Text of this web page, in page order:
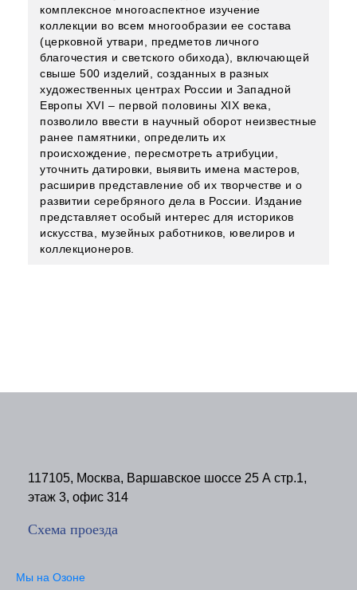
комплексное многоаспектное изучение
коллекции во всем многообразии ее состава
(церковной утвари, предметов личного
благочестия и светского обихода), включающей
свыше 500 изделий, созданных в разных
художественных центрах России и Западной
Европы XVI – первой половины XIX века,
позволило ввести в научный оборот неизвестные
ранее памятники, определить их
происхождение, пересмотреть атрибуции,
уточнить датировки, выявить имена мастеров,
расширив представление об их творчестве и о
развитии серебряного дела в России. Издание
представляет особый интерес для историков
искусства, музейных работников, ювелиров и
коллекционеров.
117105, Москва, Варшавское шоссе 25 А стр.1,
этаж 3, офис 314
Схема проезда
Мы на Озоне